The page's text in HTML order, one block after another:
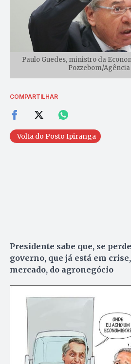
Paulo Guedes, ministro da
Pozzebom/
COMPARTILHAR
Volta do Posto Ipiranga
Presidente sabe que, se
governo, que já está em
mercado, do agronegócio